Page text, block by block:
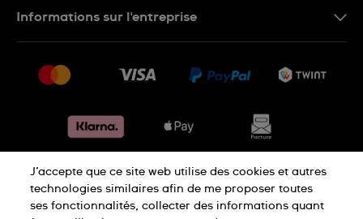
Retours
Conditions de vente
Informations sur l'entreprise
Jobs
Déclaration de confidentialité
J’accepte que ce site web utilise des cookies et autres
technologies similaires afin de me proposer toutes
ses fonctionnalités, collecter des informations quant